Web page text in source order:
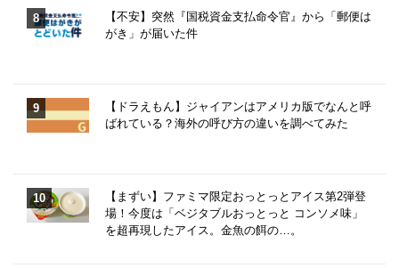
【不安】突然『国税資金支払命令官』から「郵便は
がき」が届いた件
【ドラえもん】ジャイアンはアメリカ版でなんと呼
ばれている？海外の呼び方の違いを調べてみた
【まずい】ファミマ限定おっとっとアイス第2弾登
場！今度は「ベジタブルおっとっと コンソメ味」
を超再現したアイス。金魚の餌の…。